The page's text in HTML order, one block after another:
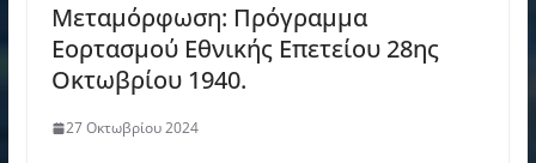
Μεταμόρφωση: Πρόγραμμα
Εορτασμού Εθνικής Επετείου 28ης
Οκτωβρίου 1940.
27 Οκτωβρίου 2024